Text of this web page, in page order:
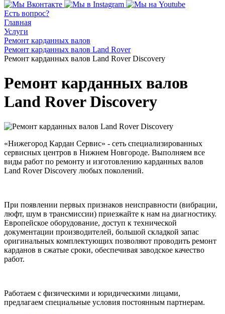
Есть вопрос?
Главная
Услуги
Ремонт карданных валов
Ремонт карданных валов Land Rover
Ремонт карданных валов Land Rover Discovery
Ремонт карданных валов
Land Rover Discovery
«Нижегород Кардан Сервис» - сеть специализированных
сервисных центров в Нижнем Новгороде. Выполняем все
виды работ по ремонту и изготовлению карданных валов
Land Rover Discovery любых поколений.
При появлении первых признаков неисправности (вибрации,
люфт, шум в трансмиссии) приезжайте к нам на диагностику.
Европейское оборудование, доступ к технической
документации производителей, большой складкой запас
оригинальных комплектующих позволяют проводить ремонт
карданов в сжатые сроки, обеспечивая заводское качество
работ.
Работаем с физическими и юридическими лицами,
предлагаем специальные условия постоянным партнерам.